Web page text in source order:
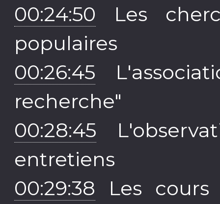
00:24:50 Les
populaires
00:26:45
recherche"
00:28:45
entretiens
00:29:38 Les